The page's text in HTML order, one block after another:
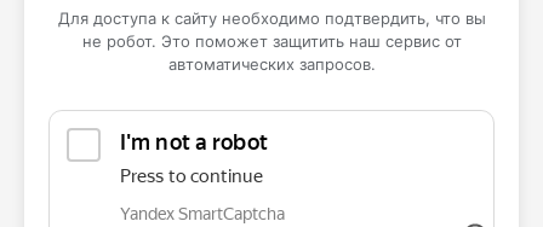
Для доступа к сайту необходимо подтвердить, что вы
не робот. Это поможет защитить наш сервис от
автоматических запросов.